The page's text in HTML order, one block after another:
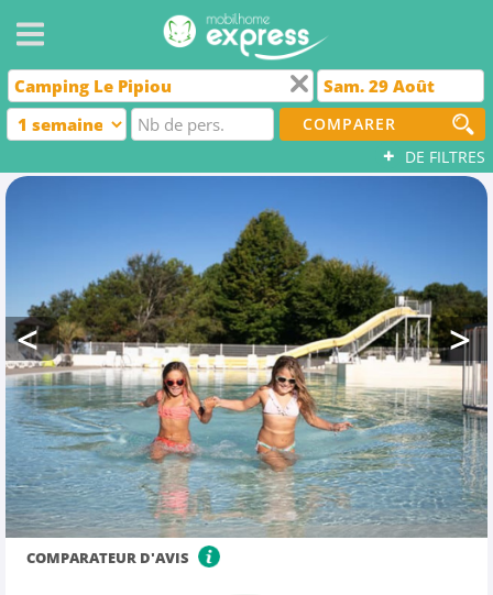
COMPARER
+ DE FILTRES
COMPARATEUR D'AVIS